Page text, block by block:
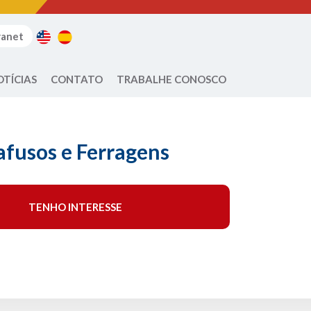
CONTATO TRABALHE CONOSCO
e Ferragens
TENHO INTERESSE